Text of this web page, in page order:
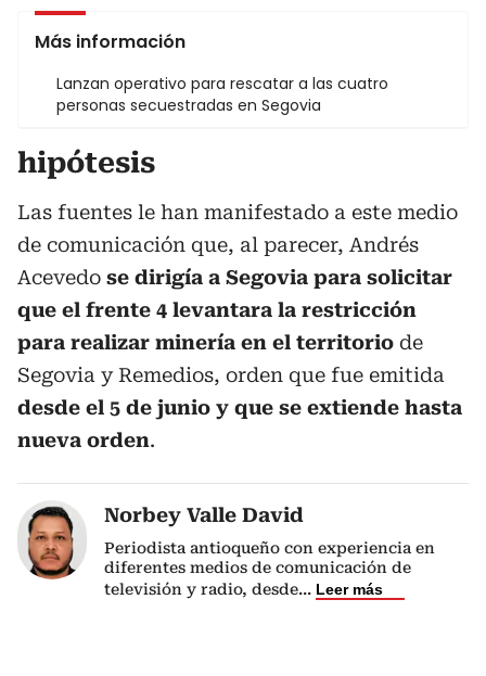
Más información
Lanzan operativo para rescatar a las cuatro
personas secuestradas en Segovia
hipótesis
Las fuentes le han manifestado a este medio
de comunicación que, al parecer, Andrés
Acevedo se dirigía a Segovia para solicitar
que el frente 4 levantara la restricción
para realizar minería en el territorio de
Segovia y Remedios, orden que fue emitida
desde el 5 de junio y que se extiende hasta
nueva orden.
Norbey Valle David
Periodista antioqueño con experiencia en
diferentes medios de comunicación de
televisión y radio, desde... Leer más